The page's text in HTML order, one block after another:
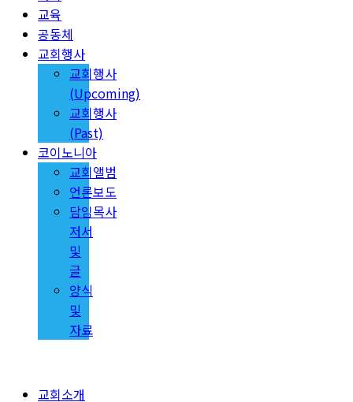
교육
공동체
교회행사
교회행사
(Upcoming)
교회행사
(Past)
코이노니아
교회앨범
언론보도
담임목사
저서
및
글
양식
및
자료
교회소개